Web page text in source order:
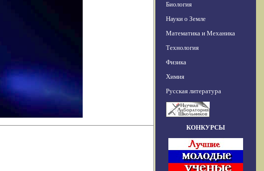
Биология
Науки о Земле
Математика и Механика
Технология
Физика
Химия
Русская литература
КОНКУРСЫ